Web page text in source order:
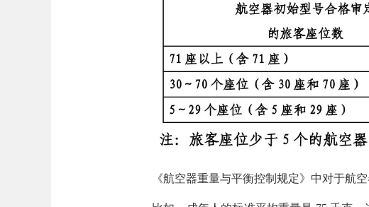
《航空器重量与平衡控制规定》中对于航